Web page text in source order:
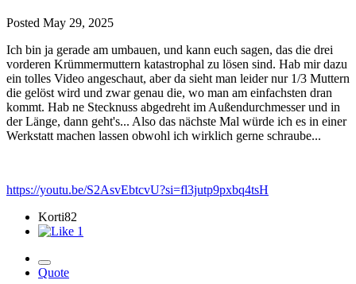
Posted May 29, 2025
Ich bin ja gerade am umbauen, und kann euch sagen, das die drei
vorderen Krümmermuttern katastrophal zu lösen sind. Hab mir dazu
ein tolles Video angeschaut, aber da sieht man leider nur 1/3 Muttern
die gelöst wird und zwar genau die, wo man am einfachsten dran
kommt. Hab ne Stecknuss abgedreht im Außendurchmesser und in
der Länge, dann geht's... Also das nächste Mal würde ich es in einer
Werkstatt machen lassen obwohl ich wirklich gerne schraube...
https://youtu.be/S2AsvEbtcvU?si=fl3jutp9pxbq4tsH
Korti82
1
Quote